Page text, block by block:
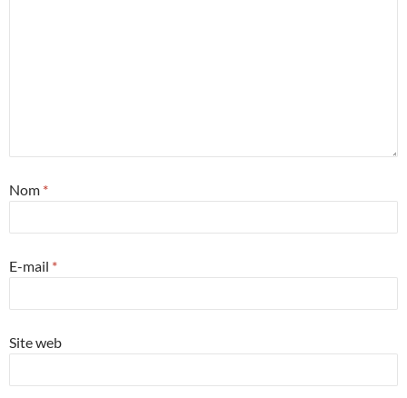
Nom *
E-mail *
Site web